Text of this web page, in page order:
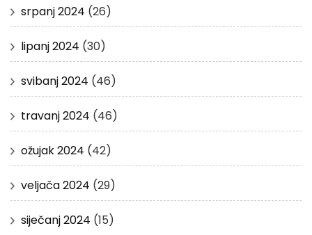
srpanj 2024 (26)
lipanj 2024 (30)
svibanj 2024 (46)
travanj 2024 (46)
ožujak 2024 (42)
veljača 2024 (29)
siječanj 2024 (15)